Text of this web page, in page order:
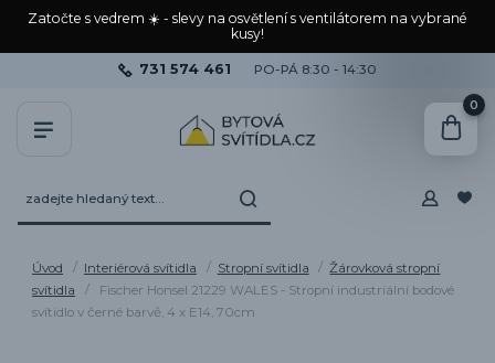
Zatočte s vedrem ☀️ - slevy na osvětlení s ventilátorem na vybrané
kusy!
731 574 461 PO-PÁ 8:30 - 14:30
0
Úvod Interiérová svítidla Stropní svítidla
Žárovková stropní
svítidla
Fischer Honsel 21229 WALES - Stropní industriální bodové
svítidlo v černé barvě, 4 x E14, 70cm